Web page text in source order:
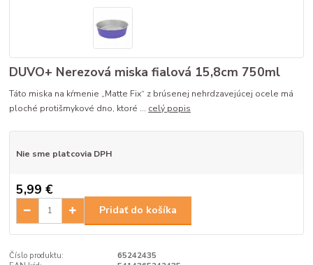
DUVO+ Nerezová miska fialová 15,8cm 750ml
Táto miska na kŕmenie „Matte Fix“ z brúsenej nehrdzavejúcej ocele má
ploché protišmykové dno, ktoré ... celý popis
Nie sme platcovia DPH
5,99 €
Pridať do košíka
Číslo produktu:
65242435